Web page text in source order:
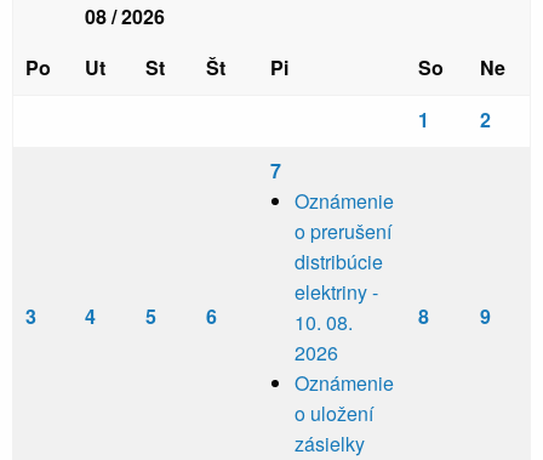
08 / 2026
Po
Ut St Št Pi So
Ne
1
2
3 4 5 6
7
Oznámenie
o prerušení
distribúcie
elektriny -
10. 08.
2026
Oznámenie
o uložení
zásielky
8 9